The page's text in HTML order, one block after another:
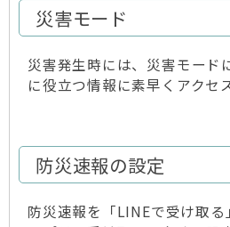
災害モード
災害発生時には、災害モード
に役立つ情報に素早くアクセ
防災速報の設定
防災速報を「LINEで受け取